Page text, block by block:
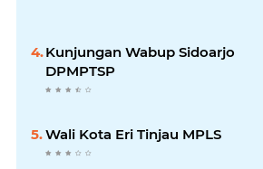
Kunjungan Wabup Sidoarjo
DPMPTSP
Wali Kota Eri Tinjau MPLS